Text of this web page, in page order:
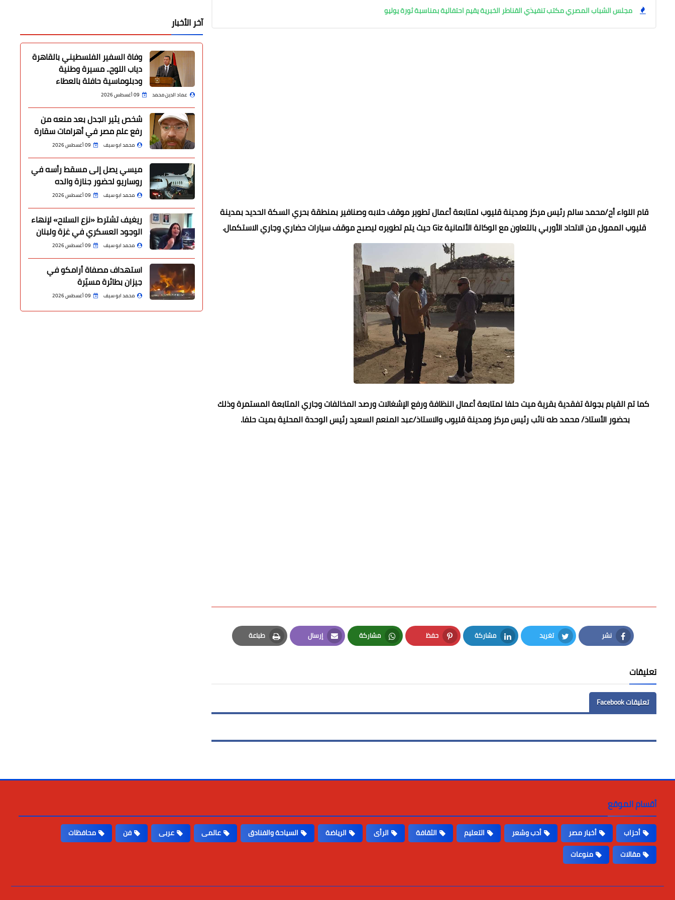
مجلس الشباب المصري مكتب تنفيذي القناطر الخبرية يقيم احتفالية بمناسبة ثورة يوليو
قام اللواء أح/محمد سالم رئيس مركز ومدينة قليوب لمتابعة أعمال تطوير موقف حلابه وصنافير بمنطقة بحري السكة الحديد بمدينة
قليوب الممول من الاتحاد الأوربي بالتعاون مع الوكالة الألمانية Giz حيث يتم تطويره ليصبح موقف سيارات حضاري وجاري الاستكمال.
كما تم القيام بجولة تفقدية بقرية ميت حلفا لمتابعة أعمال النظافة ورفع الإشغالات ورصد المخالفات وجاري المتابعة المستمرة وذلك
بحضور الأستاذ/ محمد طه نائب رئيس مركز ومدينة قليوب والاستاذ/عبد المنعم السعيد رئيس الوحدة المحلية بميت حلفا.
نشر
Facebook
تغريد
Twitter
مشاركة
LinkedIn
حفظ
Pinterest
مشاركة
Whatsapp
إرسال
Email
طباعة
Print
تعليقات
تعليقات Facebook
آخر الأخبار
وفاة السفير الفلسطيني بالقاهرة
دياب اللوح.. مسيرة وطنية
ودبلوماسية حافلة بالعطاء
عماد الدين محمد 09 أغسطس 2026
شخص يثير الجدل بعد منعه من
رفع علم مصر في أهرامات سقارة
محمد ابو سيف 09 أغسطس 2026
ميسي يصل إلى مسقط رأسه في
روساريو لحضور جنازة والده
محمد ابو سيف 09 أغسطس 2026
ريغيف تشترط «نزع السلاح» لإنهاء
الوجود العسكري في غزة ولبنان
محمد ابو سيف 09 أغسطس 2026
استهداف مصفاة أرامكو في
جيزان بطائرة مسيّرة
محمد ابو سيف 09 أغسطس 2026
أقسام الموقع
أحزاب أخبار مصر أدب وشعر التعليم الثقافة الرأى الرياضة السياحة والفنادق عالمى عربى فن
محافظات
مقالات
منوعات